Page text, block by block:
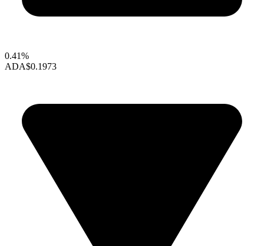
0.41%
ADA$0.1973